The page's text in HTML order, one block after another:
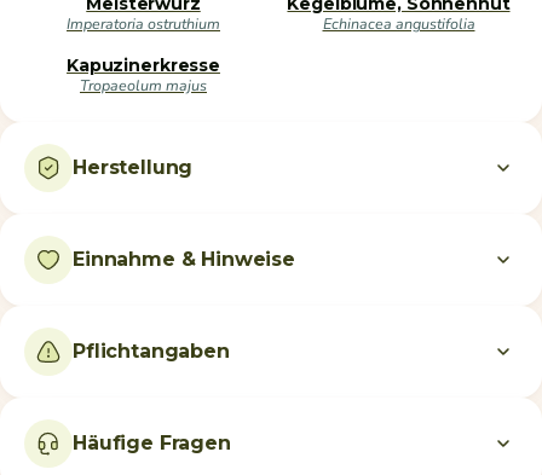
Imperatoria ostruthium Echinacea angustifolia
Kapuzinerkresse
Tropaeolum majus
Herstellung
Einnahme & Hinweise
Pflichtangaben
Häufige Fragen